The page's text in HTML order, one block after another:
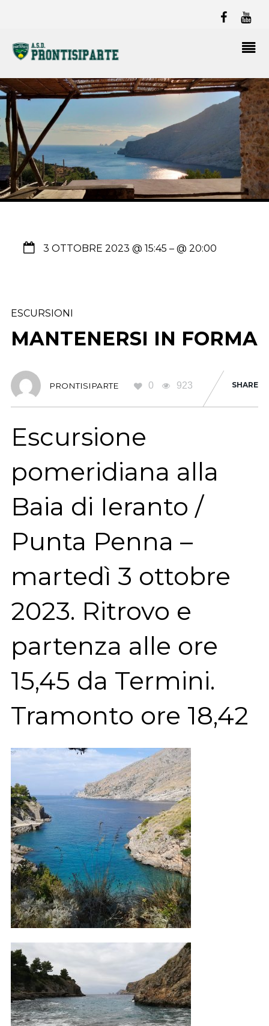
3 OTTOBRE 2023 @ 15:45 – @ 20:00
ESCURSIONI
MANTENERSI IN FORMA
PRONTISIPARTE 0 923 SHARE
Escursione
pomeridiana alla
Baia di Ieranto /
Punta Penna –
martedì 3 ottobre
2023. Ritrovo e
partenza alle ore
15,45 da Termini.
Tramonto ore 18,42